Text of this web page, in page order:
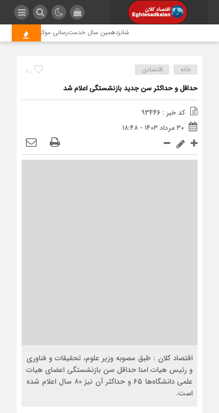
شانزدهمین سال خدمت‌رسانی موکب امام رضا (ع)
20 خانه اقتصادی
حداقل و حداکثر سن جدید بازنشستگی اعلام شد
کد خبر : 93446
۳۰ مرداد ۱۴۰۳ - ۱۸:۴۸
اقتصاد کلان : طبق مصوبه وزیر علوم، تحقیقات و فناوری
و رئیس هیات امنا حداقل سن بازنشستگی اعضای هیات
علمی دانشگاه‌ها ۶۵ و حداکثر آن نیز ۸۰ سال اعلام شده
است.